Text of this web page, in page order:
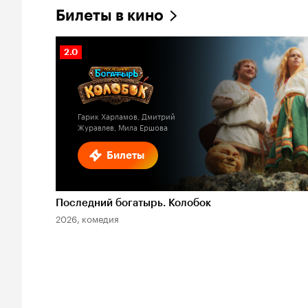
Билеты в кино
Билеты
Рейтинг
Кинопоиска
2.0
Гарик Харламов, Дмитрий
Журавлев, Мила Ершова
Последний богатырь. Колобок
2026, комедия